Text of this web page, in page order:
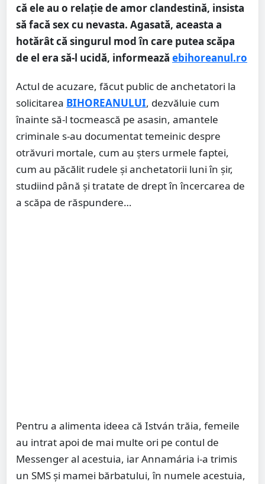
că ele au o relaţie de amor clandestină, insista
să facă sex cu nevasta. Agasată, aceasta a
hotărât că singurul mod în care putea scăpa
de el era să-l ucidă, informează ebihoreanul.ro
Actul de acuzare, făcut public de anchetatori la
solicitarea BIHOREANULUI, dezvăluie cum
înainte să-l tocmească pe asasin, amantele
criminale s-au documentat temeinic despre
otrăvuri mortale, cum au şters urmele faptei,
cum au păcălit rudele şi anchetatorii luni în şir,
studiind până şi tratate de drept în încercarea de
a scăpa de răspundere…
Pentru a alimenta ideea că István trăia, femeile
au intrat apoi de mai multe ori pe contul de
Messenger al acestuia, iar Annamária i-a trimis
un SMS şi mamei bărbatului, în numele acestuia,